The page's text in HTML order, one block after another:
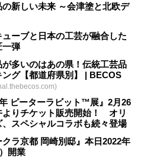
の新しい未来 ～会津塗と北欧デ
ーブと日本の工芸が融合した
一弾
が多いのはあの県！伝統工芸品
グ【都道府県別】 | BECOS
年 ピーターラビット™展』2月26
よりチケット販売開始！ オリ
、スペシャルコラボも続々登場
クラ京都 岡崎別邸』本日2022年
開業